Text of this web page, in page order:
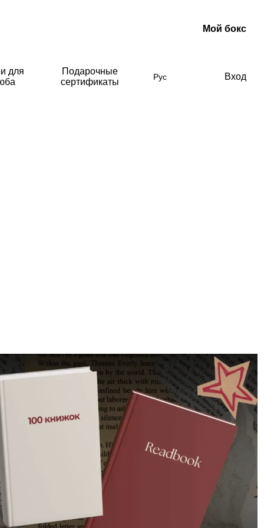
Мой бокс
для
Подарочные
сертификаты
Рус Вход